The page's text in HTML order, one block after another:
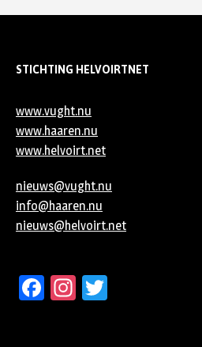
STICHTING HELVOIRTNET
www.vught.nu
www.haaren.nu
www.helvoirt.net
nieuws@vught.nu
info@haaren.nu
nieuws@helvoirt.net
Facebook
Instagram